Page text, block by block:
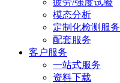
模态分析
定制化检测服务
配套服务
客户服务
一站式服务
资料下载